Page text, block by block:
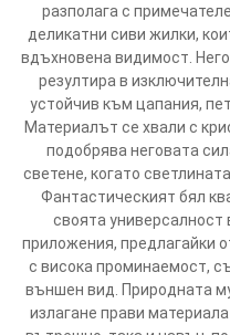
разполага с
деликатни сиви жилки,
вдъхновена видимост.
резултира в
устойчив към цапания,
Материалът се хвали с
подобрява неговата
светене, когато
Фантастическият бял
своята универсалност
приложения, предлагайки
с висока проминаемост,
външен вид. Природната
излагане прави